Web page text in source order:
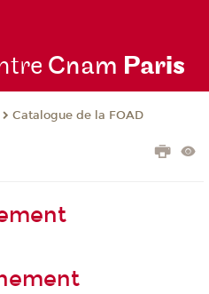
Cnam Paris
Catalogue de la FOAD